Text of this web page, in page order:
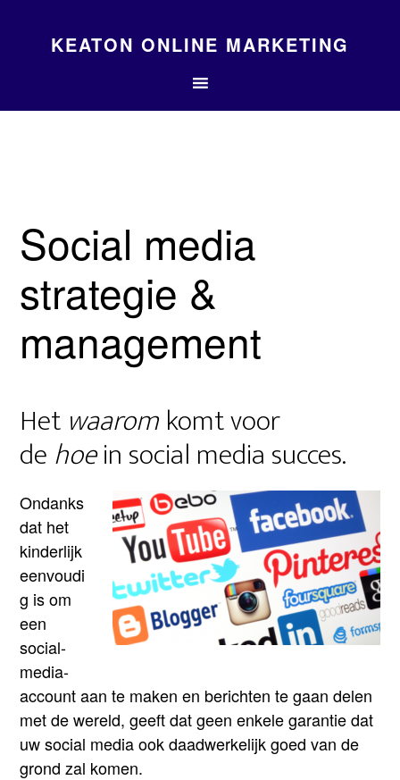
KEATON ONLINE MARKETING
Social media
strategie &
management
Het waaromkomt voor
dehoein social media succes.
Ondanks
dat het
kinderlijk
eenvoudi
g is om
een
social-
media-
account aan te maken en berichten te gaan delen
met de wereld, geeft dat geen enkele garantie dat
uw social media ook daadwerkelijk goed van de
grond zal komen.